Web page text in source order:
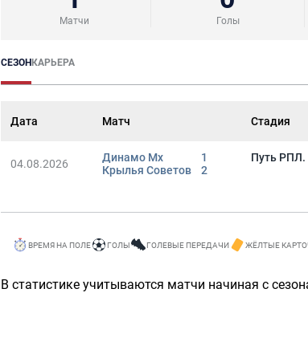
Матчи Голы
СЕЗОНКАРЬЕРА
Дата Матч Стадия
04.08.2026
Динамо Мх
Крылья Советов
1
2
Путь РПЛ.
ВРЕМЯ НА ПОЛЕ ГОЛЫ ГОЛЕВЫЕ ПЕРЕДАЧИ ЖЁЛТЫЕ
В статистике учитываются матчи начиная с